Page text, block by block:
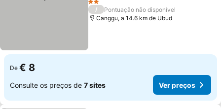
2 Estrelas
/
Pontuação não disponível
Canggu, a 14.6 km de Ubud
De € 8
Consulte os preços de 7 sites Ver preços